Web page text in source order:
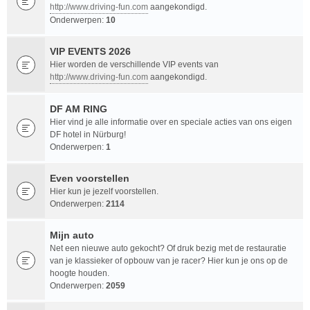
http://www.driving-fun.com aangekondigd.
Onderwerpen: 10
VIP EVENTS 2026
Hier worden de verschillende VIP events van
http://www.driving-fun.com aangekondigd.
DF AM RING
Hier vind je alle informatie over en speciale acties van ons eigen
DF hotel in Nürburg!
Onderwerpen: 1
Even voorstellen
Hier kun je jezelf voorstellen.
Onderwerpen: 2114
Mijn auto
Net een nieuwe auto gekocht? Of druk bezig met de restauratie
van je klassieker of opbouw van je racer? Hier kun je ons op de
hoogte houden.
Onderwerpen: 2059